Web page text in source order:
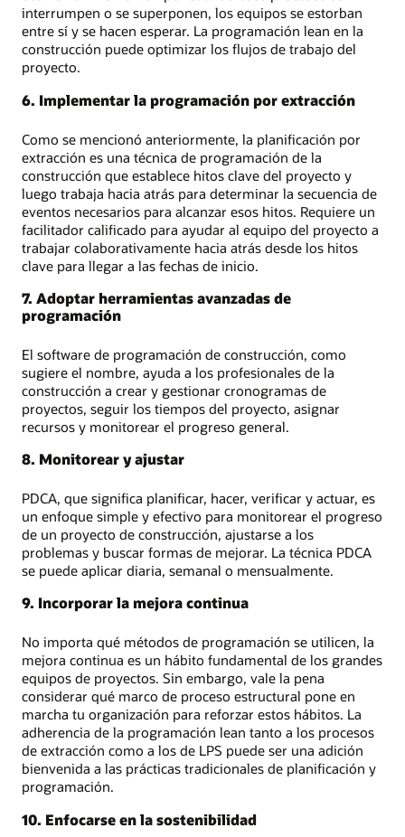
interrumpen o se superponen, los equipos se estorban
entre sí y se hacen esperar. La programación lean en la
construcción puede optimizar los flujos de trabajo del
proyecto.
6. Implementar la programación por extracción
Como se mencionó anteriormente, la planificación por
extracción es una técnica de programación de la
construcción que establece hitos clave del proyecto y
luego trabaja hacia atrás para determinar la secuencia de
eventos necesarios para alcanzar esos hitos. Requiere un
facilitador calificado para ayudar al equipo del proyecto a
trabajar colaborativamente hacia atrás desde los hitos
clave para llegar a las fechas de inicio.
7. Adoptar herramientas avanzadas de
programación
El software de programación de construcción, como
sugiere el nombre, ayuda a los profesionales de la
construcción a crear y gestionar cronogramas de
proyectos, seguir los tiempos del proyecto, asignar
recursos y monitorear el progreso general.
8. Monitorear y ajustar
PDCA, que significa planificar, hacer, verificar y actuar, es
un enfoque simple y efectivo para monitorear el progreso
de un proyecto de construcción, ajustarse a los
problemas y buscar formas de mejorar. La técnica PDCA
se puede aplicar diaria, semanal o mensualmente.
9. Incorporar la mejora continua
No importa qué métodos de programación se utilicen, la
mejora continua es un hábito fundamental de los grandes
equipos de proyectos. Sin embargo, vale la pena
considerar qué marco de proceso estructural pone en
marcha tu organización para reforzar estos hábitos. La
adherencia de la programación lean tanto a los procesos
de extracción como a los de LPS puede ser una adición
bienvenida a las prácticas tradicionales de planificación y
programación.
10. Enfocarse en la sostenibilidad